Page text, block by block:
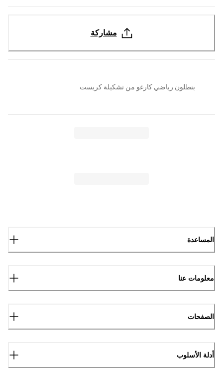
مشاركة
بنطلون رياضي كارغو من تشكيلة كريست
المساعدة
معلومات عنا
الصفحات
أدلة الأسلوب